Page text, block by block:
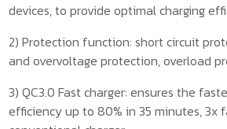
devices, to provide optimal charging
2) Protection function: short circuit
and overvoltage protection, overload
3) QC3.0 Fast charger: ensures the
efficiency up to 80% in 35 minutes, 3x